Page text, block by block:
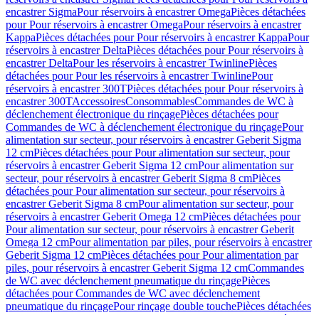
encastrer SigmaPour réservoirs à encastrer OmegaPièces détachées
pour Pour réservoirs à encastrer OmegaPour réservoirs à encastrer
KappaPièces détachées pour Pour réservoirs à encastrer KappaPour
réservoirs à encastrer DeltaPièces détachées pour Pour réservoirs à
encastrer DeltaPour les réservoirs à encastrer TwinlinePièces
détachées pour Pour les réservoirs à encastrer TwinlinePour
réservoirs à encastrer 300TPièces détachées pour Pour réservoirs à
encastrer 300TAccessoiresConsommablesCommandes de WC à
déclenchement électronique du rinçagePièces détachées pour
Commandes de WC à déclenchement électronique du rinçagePour
alimentation sur secteur, pour réservoirs à encastrer Geberit Sigma
12 cmPièces détachées pour Pour alimentation sur secteur, pour
réservoirs à encastrer Geberit Sigma 12 cmPour alimentation sur
secteur, pour réservoirs à encastrer Geberit Sigma 8 cmPièces
détachées pour Pour alimentation sur secteur, pour réservoirs à
encastrer Geberit Sigma 8 cmPour alimentation sur secteur, pour
réservoirs à encastrer Geberit Omega 12 cmPièces détachées pour
Pour alimentation sur secteur, pour réservoirs à encastrer Geberit
Omega 12 cmPour alimentation par piles, pour réservoirs à encastrer
Geberit Sigma 12 cmPièces détachées pour Pour alimentation par
piles, pour réservoirs à encastrer Geberit Sigma 12 cmCommandes
de WC avec déclenchement pneumatique du rinçagePièces
détachées pour Commandes de WC avec déclenchement
pneumatique du rinçagePour rinçage double touchePièces détachées